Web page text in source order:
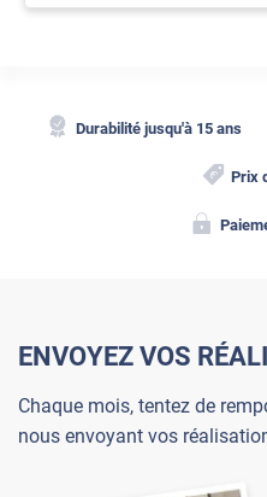
Durabilité jusqu'à 15 ans
Prix
ENVOYEZ VOS
Chaque mois, tentez de
nous envoyant vos